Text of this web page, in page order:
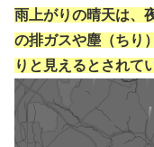
雨上がりの晴天は、
の排ガスや塵（ちり
りと見えるとされて